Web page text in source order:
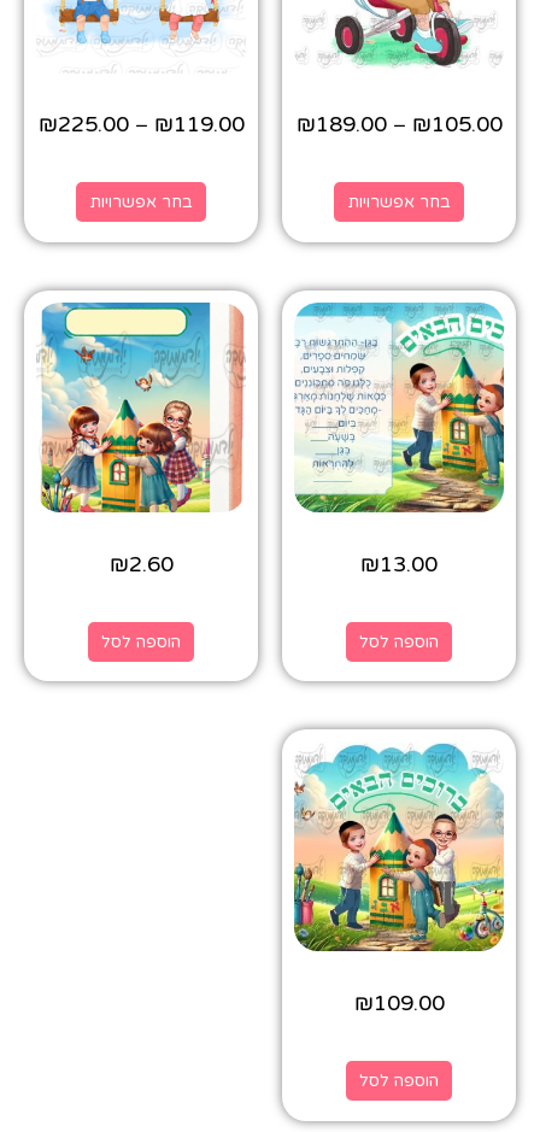
₪105.00
–
₪189.00
בחר אפשרויות
₪119.00
–
₪225.00
בחר אפשרויות
₪13.00
הוספה לסל
₪2.60
הוספה לסל
₪109.00
הוספה לסל